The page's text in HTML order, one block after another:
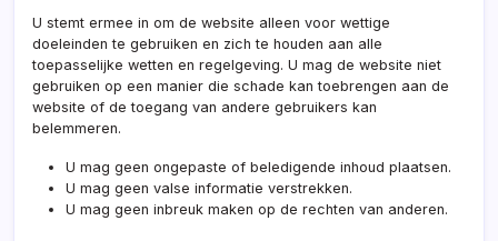
U stemt ermee in om de website alleen voor wettige
doeleinden te gebruiken en zich te houden aan alle
toepasselijke wetten en regelgeving. U mag de website niet
gebruiken op een manier die schade kan toebrengen aan de
website of de toegang van andere gebruikers kan
belemmeren.
U mag geen ongepaste of beledigende inhoud plaatsen.
U mag geen valse informatie verstrekken.
U mag geen inbreuk maken op de rechten van anderen.